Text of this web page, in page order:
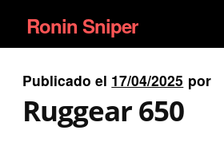
Ir
a
la
navegación
Ir
al
contenido
Ronin Sniper
PISTOLAS
Publicado el 17/04/2025 por
Ruggear 650